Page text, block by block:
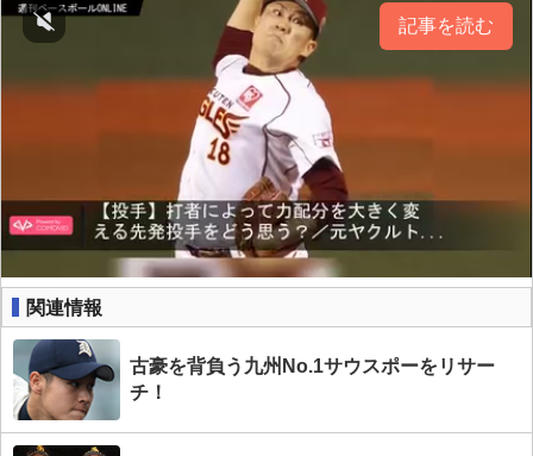
記事を読む
関連情報
古豪を背負う九州No.1サウスポーをリサー
チ！